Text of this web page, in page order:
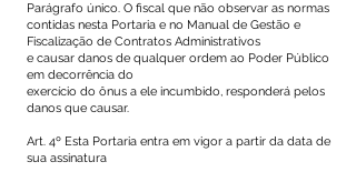
Parágrafo único. O fiscal que não observar as normas
contidas nesta Portaria e no Manual de Gestão e
Fiscalização de Contratos Administrativos
e causar danos de qualquer ordem ao Poder Público
em decorrência do
exercício do ônus a ele incumbido, responderá pelos
danos que causar.
Art. 4º Esta Portaria entra em vigor a partir da data de
sua assinatura